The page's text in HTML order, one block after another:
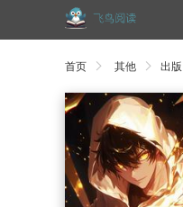
首页 其他 出版